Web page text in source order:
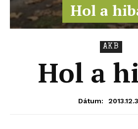
Hol a
AKB
Hol a
Dátum: